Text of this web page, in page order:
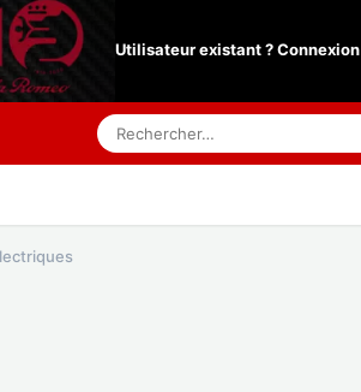
Utilisateur existant ? Connexion